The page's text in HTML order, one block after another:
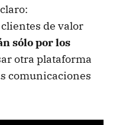
de valor
sólo por los
otra plataforma
comunicaciones